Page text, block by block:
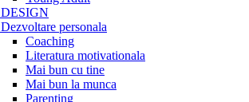
DESIGN
Dezvoltare personala
Coaching
Literatura motivationala
Mai bun cu tine
Mai bun la munca
Parenting